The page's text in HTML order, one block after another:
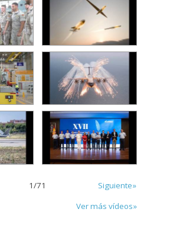
1/71
Siguiente»
Ver más vídeos»